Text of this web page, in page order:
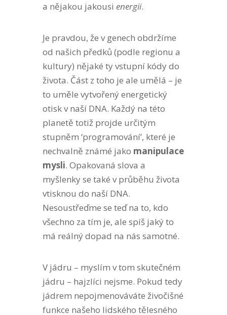
a nějakou jakousi energii.
Je pravdou, že v genech obdržíme
od našich předků (podle regionu a
kultury) nějaké ty vstupní kódy do
života. Část z toho je ale umělá – je
to uměle vytvořený energetický
otisk v naší DNA. Každý na této
planetě totiž projde určitým
stupněm ‘programování’, které je
nechvalně známé jako manipulace
mysli. Opakovaná slova a
myšlenky se také v průběhu života
vtisknou do naší DNA.
Nesoustřeďme se teď na to, kdo
všechno za tím je, ale spíš jaký to
má reálný dopad na nás samotné.
V jádru – myslím v tom skutečném
jádru – hajzlíci nejsme. Pokud tedy
jádrem nepojmenováváte živočišné
funkce našeho lidského tělesného